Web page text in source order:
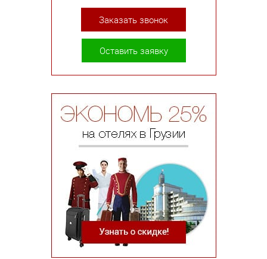
Заказать звонок
Оставить заявку